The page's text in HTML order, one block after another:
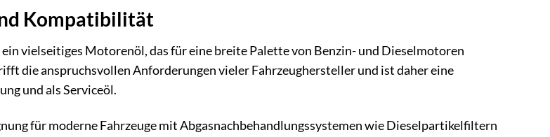
Kompatibilität
ein vielseitiges Motorenöl, das für eine breite Palette von Benzin- und Dieselmotoren
die anspruchsvollen Anforderungen vieler Fahrzeughersteller und ist daher eine
und als Serviceöl.
für moderne Fahrzeuge mit Abgasnachbehandlungssystemen wie Dieselpartikelfiltern